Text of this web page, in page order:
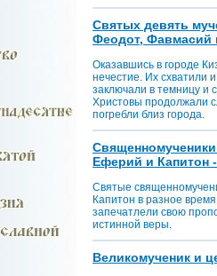
Cвятых девять
Феодот, Фавмасий
Оказавшись в городе
нечестие. Их схватили
заключали в темницу и
Христовы продолжали
погребли близ города.
Еферий и Капитон -
Святые
Капитон в разное
запечатлели свою
истинной веры.
Великомученик и